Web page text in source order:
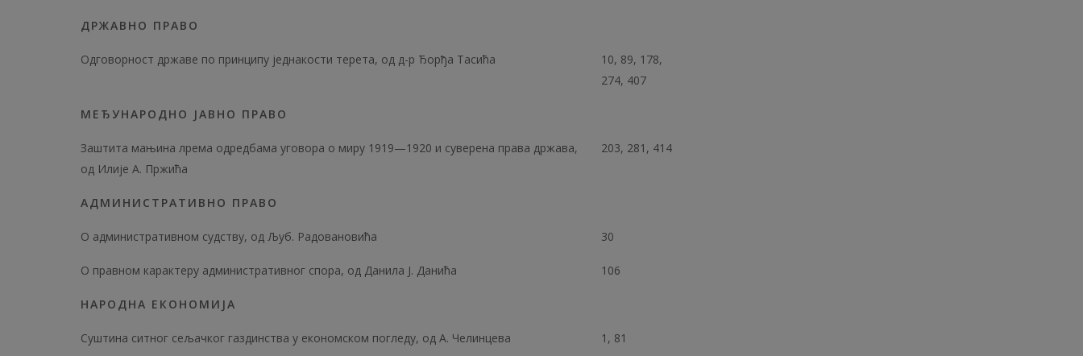
ДРЖАВНО ПРАВО
Одговорност државе по принципу једнакости терета, од д-р Ђорђа Тасића
10, 89, 178,
274, 407
МЕЂУНАРОДНО ЈАВНО ПРАВО
Заштита мањина лрема одредбама уговора о миру 1919—1920 и суверена права држава,
од Илије А. Пржића
203, 281, 414
АДМИНИСТРАТИВНО ПРАВО
О административном судству, од Љуб. Радовановића 30
О правном карактеру административног спора, од Данила Ј. Данића 106
НАРОДНА ЕКОНОМИЈА
Суштина ситног сељачког газдинства у економском погледу, од А. Челинцева 1, 81